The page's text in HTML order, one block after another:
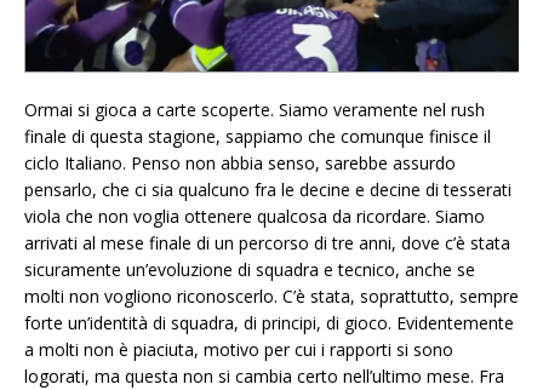
Ormai si gioca a carte scoperte. Siamo veramente nel rush
finale di questa stagione, sappiamo che comunque finisce il
ciclo Italiano. Penso non abbia senso, sarebbe assurdo
pensarlo, che ci sia qualcuno fra le decine e decine di tesserati
viola che non voglia ottenere qualcosa da ricordare. Siamo
arrivati al mese finale di un percorso di tre anni, dove c’è stata
sicuramente un’evoluzione di squadra e tecnico, anche se
molti non vogliono riconoscerlo. C’è stata, soprattutto, sempre
forte un’identità di squadra, di principi, di gioco. Evidentemente
a molti non è piaciuta, motivo per cui i rapporti si sono
logorati, ma questa non si cambia certo nell’ultimo mese. Fra